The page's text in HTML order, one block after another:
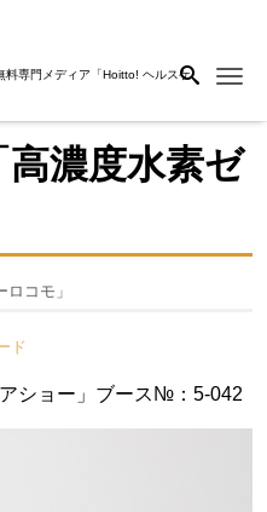
料専門メディア「Hoitto! ヘルスケ
濃度水素ゼ
コモ」
ド
ショー」ブース№：5-042